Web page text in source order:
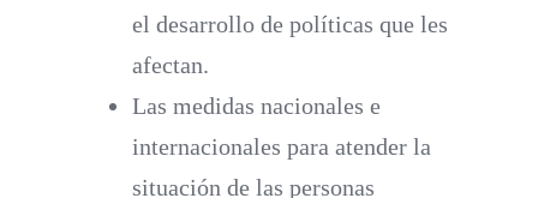
el desarrollo de políticas que les
afectan.
Las medidas nacionales e
internacionales para atender la
situación de las personas